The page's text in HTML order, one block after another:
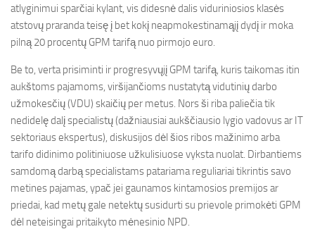
atlyginimui sparčiai kylant, vis didesnė dalis viduriniosios klasės
atstovų praranda teisę į bet kokį neapmokestinamąjį dydį ir moka
pilną 20 procentų GPM tarifą nuo pirmojo euro.
Be to, verta prisiminti ir progresyvųjį GPM tarifą, kuris taikomas itin
aukštoms pajamoms, viršijančioms nustatytą vidutinių darbo
užmokesčių (VDU) skaičių per metus. Nors ši riba paliečia tik
nedidelę dalį specialistų (dažniausiai aukščiausio lygio vadovus ar IT
sektoriaus ekspertus), diskusijos dėl šios ribos mažinimo arba
tarifo didinimo politiniuose užkulisiuose vyksta nuolat. Dirbantiems
samdomą darbą specialistams patariama reguliariai tikrintis savo
metines pajamas, ypač jei gaunamos kintamosios premijos ar
priedai, kad metų gale netektų susidurti su prievole primokėti GPM
dėl neteisingai pritaikyto mėnesinio NPD.